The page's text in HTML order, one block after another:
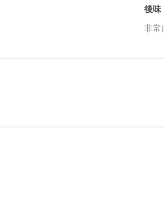
後味
非常